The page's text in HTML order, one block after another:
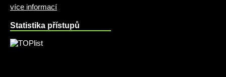
více informací
Statistika přístupů